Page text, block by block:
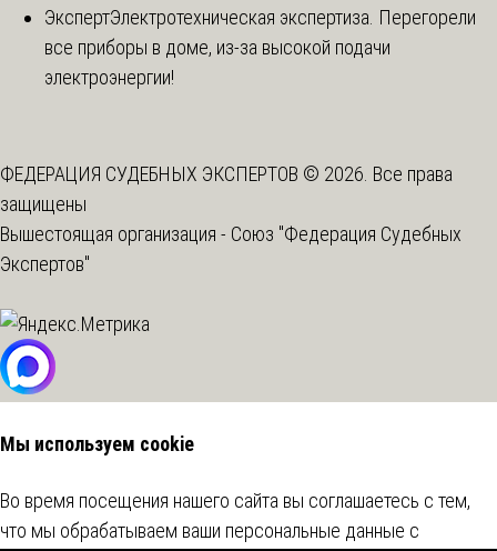
ЭкспертЭлектротехническая экспертиза. Перегорели
все приборы в доме, из-за высокой подачи
электроэнергии!
ФЕДЕРАЦИЯ СУДЕБНЫХ ЭКСПЕРТОВ © 2026. Все права
защищены
Вышестоящая организация - Союз "Федерация Судебных
Экспертов"
Мы используем cookie
Во время посещения нашего сайта вы соглашаетесь с тем,
что мы обрабатываем ваши персональные данные с